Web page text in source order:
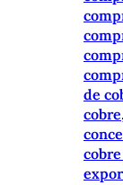
de
cobre